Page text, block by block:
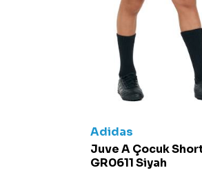
Adidas
Juve A Çocuk
GR0611 Siyah